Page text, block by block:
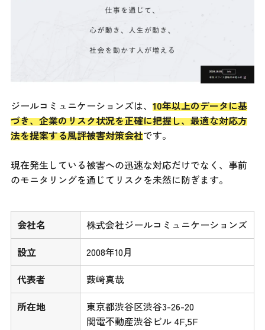
ジールコミュニケーションズは、 10年以上のデータに基
づき、企業のリスク状況を正確に把握し、最適な対応方
法を提案する風評被害対策会社です。
現在発生している被害への迅速な対応だけでなく、事前
のモニタリングを通じてリスクを未然に防ぎます。
会社名
株式会社ジールコミュニケーションズ
設立
2008年10月
代表者
薮﨑真哉
所在地
東京都渋谷区渋谷3-26-20
関電不動産渋谷ビル 4F,5F